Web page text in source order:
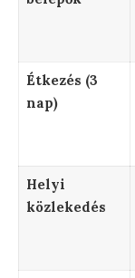
Étkezés (3
nap)
Helyi
közlekedés